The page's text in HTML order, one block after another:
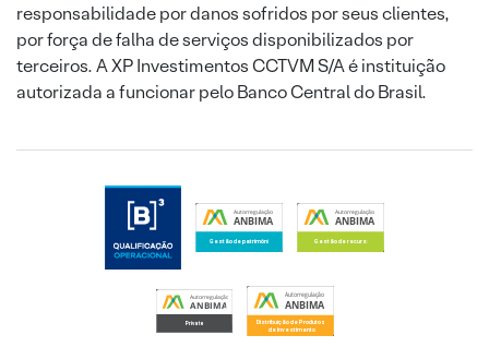
responsabilidade por danos sofridos por seus clientes,
por força de falha de serviços disponibilizados por
terceiros. A XP Investimentos CCTVM S/A é instituição
autorizada a funcionar pelo Banco Central do Brasil.